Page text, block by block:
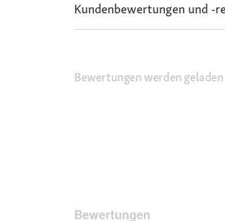
Kundenbewertungen und -
Bewertungen werden geladen
Bewertungen